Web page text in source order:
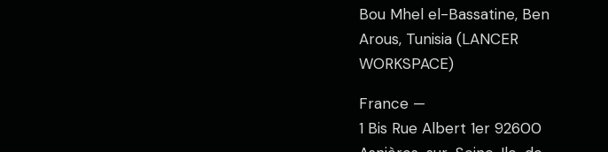
Bou Mhel el-Bassatine, Ben
Arous, Tunisia (LANCER
WORKSPACE)
France —
1 Bis Rue Albert 1er 92600